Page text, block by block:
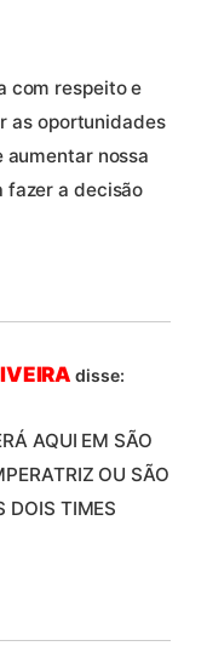
com respeito e
as oportunidades
aumentar nossa
fazer a decisão
disse:
AQUI EM SÃO
OU SÃO
DOIS TIMES